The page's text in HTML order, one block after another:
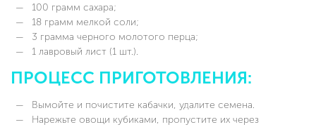
100 грамм сахара;
18 грамм мелкой соли;
3 грамма черного молотого перца;
1 лавровый лист (1 шт.).
ПРОЦЕСС ПРИГОТОВЛЕНИЯ:
Вымойте и почистите кабачки, удалите семена.
Нарежьте овощи кубиками, пропустите их через